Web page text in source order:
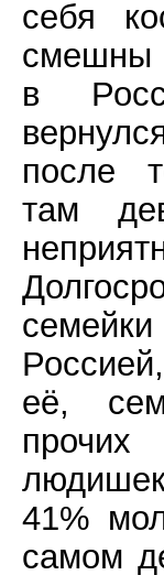
себя
смешны
в
после
там
её,
41%
самом